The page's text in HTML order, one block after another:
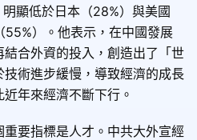
顯低於日本（28%）與美國
（55%）。他表示，在中國發展
合外資的投入，創造出了「世
術進步緩慢，導致經濟的成長
年來經濟不斷下行。
要指標是人才。中共大外宣經